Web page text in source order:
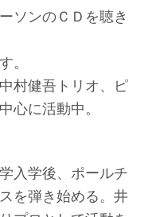
ソンのＣＤを聴き
。
村健吾トリオ、ピ
心に活動中。
入学後、ポールチ
を弾き始める。井